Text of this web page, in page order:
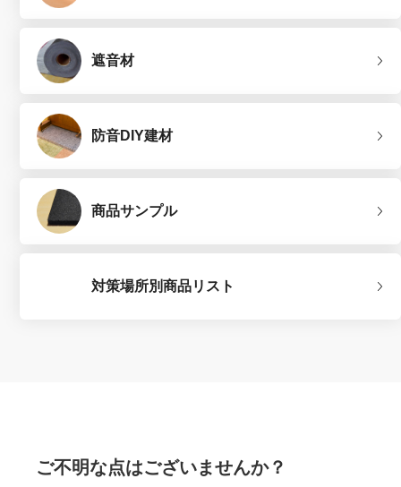
遮音材
防音DIY建材
商品サンプル
対策場所別商品リスト
ご不明な点はございませんか？